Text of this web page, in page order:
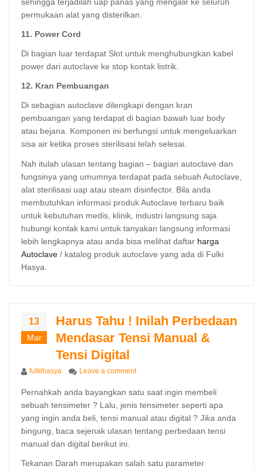
permukaan alat yang disterilkan.
11. Power Cord
Di bagian luar terdapat Slot untuk menghubungkan kabel
power dari autoclave ke stop kontak listrik.
12. Kran Pembuangan
Di sebagian autoclave dilengkapi dengan kran
pembuangan yang terdapat di bagian bawah luar body
atau bejana. Komponen ini berfungsi untuk mengeluarkan
sisa air ketika proses sterilisasi telah selesai.
Nah itulah ulasan tentang bagian – bagian autoclave dan
fungsinya yang umumnya terdapat pada sebuah Autoclave,
alat sterilisasi uap atau steam disinfector. Bila anda
membutuhkan informasi produk Autoclave terbaru baik
untuk kebutuhan medis, klinik, industri langsung saja
hubungi kontak kami untuk tanyakan langsung informasi
lebih lengkapnya atau anda bisa melihat daftar harga
Autoclave / katalog produk autoclave yang ada di Fulki
Hasya.
13
Mar
Harus Tahu ! Inilah Perbedaan
Mendasar Tensi Manual &
Tensi Digital
Author
fulkihasya Leave a commenton Harus Tahu ! Inilah Perbedaan
Pernahkah anda bayangkan satu saat ingin membeli
sebuah tensimeter ? Lalu, jenis tensimeter seperti apa
yang ingin anda beli, tensi manual atau digital ? Jika anda
bingung, baca sejenak ulasan tentang perbedaan tensi
manual dan digital berikut ini.
Tekanan Darah merupakan salah satu parameter